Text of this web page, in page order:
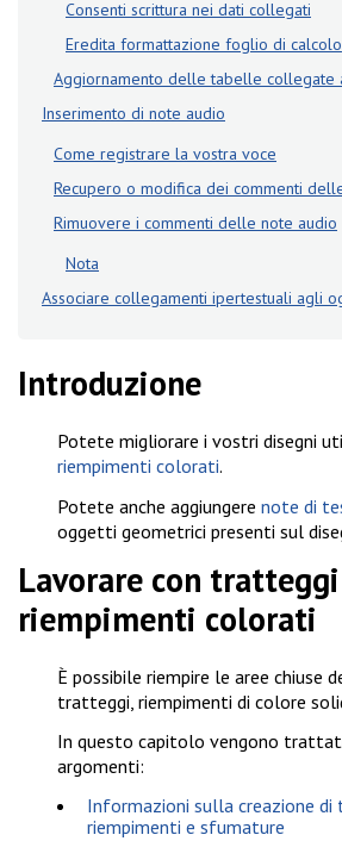
Consenti scrittura nei dati collegati
Eredita formattazione foglio di calcolo
Aggiornamento delle tabelle collegate
Inserimento di note audio
Come registrare la vostra voce
Recupero o modifica dei commenti
Rimuovere i commenti delle note audio
Nota
Associare collegamenti ipertestuali agli
Introduzione
Potete migliorare i vostri disegni
riempimenti colorati.
Potete anche aggiungerenote di
oggetti geometrici presenti sul
Lavorare con
riempimenti colorati
È possibile riempire le aree chiuse
tratteggi, riempimenti di colore
In questo capitolo vengono
argomenti:
Informazioni sulla creazione
riempimenti e sfumature